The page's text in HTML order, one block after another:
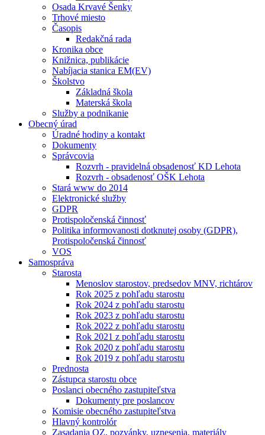
Osada Krvavé Šenky
Trhové miesto
Časopis
Redakčná rada
Kronika obce
Knižnica, publikácie
Nabíjacia stanica EM(EV)
Školstvo
Základná škola
Materská škola
Služby a podnikanie
Obecný úrad
Úradné hodiny a kontakt
Dokumenty
Správcovia
Rozvrh - pravidelná obsadenosť KD Lehota
Rozvrh - obsadenosť OŠK Lehota
Stará www do 2014
Elektronické služby
GDPR
Protispoločenská činnosť
Politika informovanosti dotknutej osoby (GDPR),
Protispoločenská činnosť
VOS
Samospráva
Starosta
Menoslov starostov, predsedov MNV, richtárov
Rok 2025 z pohľadu starostu
Rok 2024 z pohľadu starostu
Rok 2023 z pohľadu starostu
Rok 2022 z pohľadu starostu
Rok 2021 z pohľadu starostu
Rok 2020 z pohľadu starostu
Rok 2019 z pohľadu starostu
Prednosta
Zástupca starostu obce
Poslanci obecného zastupiteľstva
Dokumenty pre poslancov
Komisie obecného zastupiteľstva
Hlavný kontrolór
Zasadania OZ, pozvánky, uznesenia, materiály